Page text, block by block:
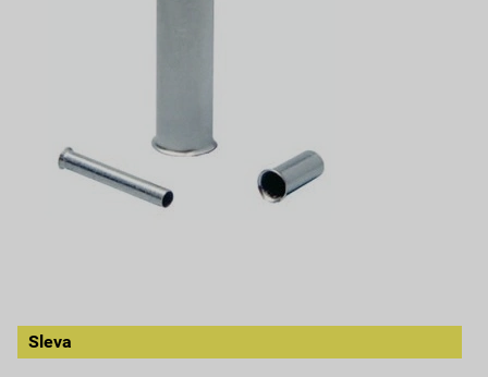
Sleva